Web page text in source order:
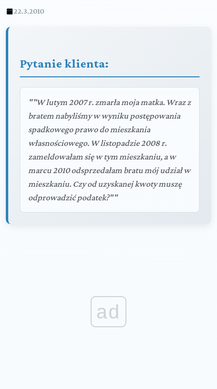
22.3.2010
Pytanie klienta:
""W lutym 2007 r. zmarła moja matka. Wraz z
bratem nabyliśmy w wyniku postępowania
spadkowego prawo do mieszkania
własnościowego. W listopadzie 2008 r.
zameldowałam się w tym mieszkaniu, a w
marcu 2010 odsprzedałam bratu mój udział w
mieszkaniu. Czy od uzyskanej kwoty muszę
odprowadzić podatek?""
ad